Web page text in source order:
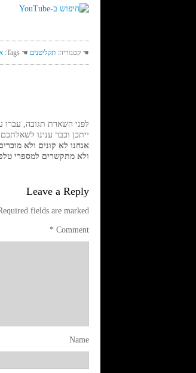
☚ קטגוריה: תקליטנים ☚ Tags:
לפני השארת תגובה, עברו
ייתכן וכבר ענינו
אנחנו לא קונים ולא
ולא מתקשרים למספרי
Leave a Reply
fields are marked
Comment
*
Name